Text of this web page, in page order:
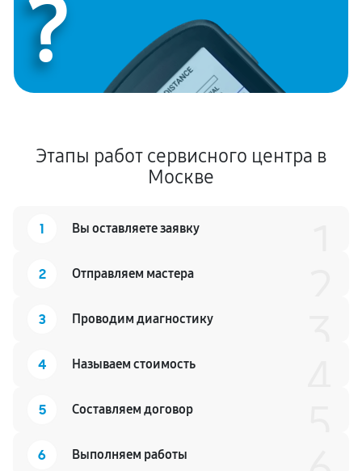
?
Этапы работ сервисного центра в
Москве
1 Вы оставляете заявку
2 Отправляем мастера
3 Проводим диагностику
4 Называем стоимость
5 Составляем договор
6 Выполняем работы